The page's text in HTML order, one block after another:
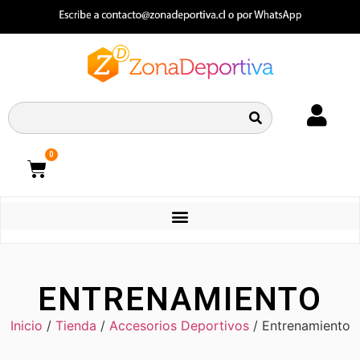
0
ENTRENAMIENTO
Inicio / Tienda / Accesorios Deportivos/ Entrenamiento